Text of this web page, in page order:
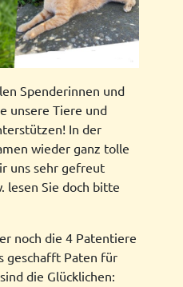
Spenderinnen und
unsere Tiere und
In der
wieder ganz tolle
uns sehr gefreut
lesen Sie doch bitte
noch die 4 Patentiere
geschafft Paten für
die Glücklichen: